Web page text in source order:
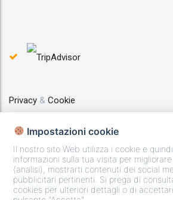
Privacy & Cookie
Copyright © 2025 - La Casa di Rinaldo
Impostazioni cookie
Il nostro sito Web utilizza i cookie e
informazioni sulla tua visita per
(analisi), mostrarti contenuti dei social
pubblicitari pertinenti. Si prega di
cookies per ulteriori dettagli o di